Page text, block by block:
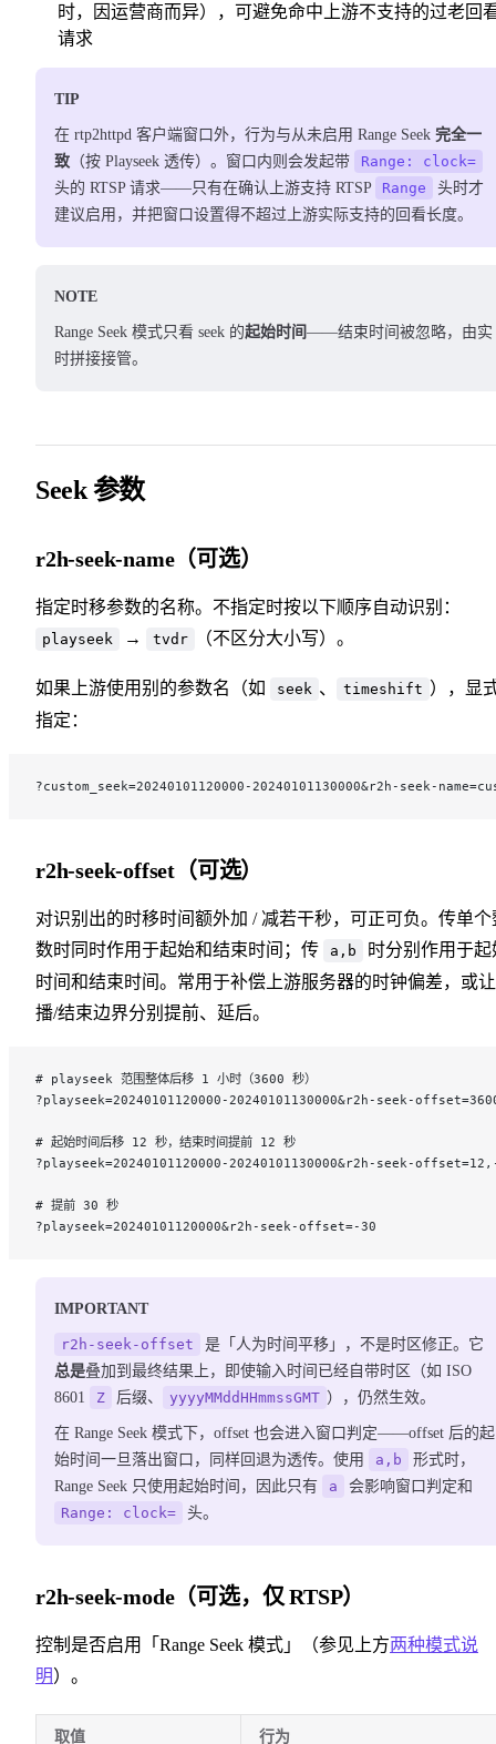
时，因运营商而异），可避免命中上游不支持的过老回
请求
TIP
在 rtp2httpd 客户端窗口外，行为与从未启用 Range Seek 完全一
致 （按 Playseek 透传）。窗口内则会发起带
Range: clock=
头的 RTSP 请求——只有在确认上游支持 RTSP
Range
头时才
建议启用，并把窗口设置得不超过上游实际支持的回看长度。
NOTE
Range Seek 模式只看 seek 的起始时间——结束时间被忽略，由实
时拼接接管。
Seek 参数
r2h-seek-name（可选）
指定时移参数的名称。不指定时按以下顺序自动识别：
playseek → tvdr （不区分大小写）。
如果上游使用别的参数名（如 seek 、 timeshift ），显
指定：
?custom_seek=20240101120000-20240101130000&r2h-seek-
r2h-seek-offset（可选）
对识别出的时移时间额外加 / 减若干秒，可正可负。传单个
数时同时作用于起始和结束时间；传
a,b
时分别作用于起
时间和结束时间。常用于补偿上游服务器的时钟偏差，或
播/结束边界分别提前、延后。
# playseek 范围整体后移 1 小时（3600 秒）
?playseek=20240101120000-20240101130000&r2h-seek-
# 起始时间后移 12 秒，结束时间提前 12 秒
?playseek=20240101120000-20240101130000&r2h-seek-
# 提前 30 秒
?playseek=20240101120000&r2h-seek-offset=-30
IMPORTANT
r2h-seek-offset
是「人为时间平移」，不是时区修正。它
总是叠加到最终结果上，即使输入时间已经自带时区（如 ISO
8601
Z 后缀、 yyyyMMddHHmmssGMT ），仍然生效。
在 Range Seek 模式下，offset 也会进入窗口判定——offset 后的起
始时间一旦落出窗口，同样回退为透传。使用
a,b
形式时，
Range Seek 只使用起始时间，因此只有
a
会影响窗口判定和
Range: clock=
头。
r2h-seek-mode（可选，仅 RTSP）
控制是否启用「Range Seek 模式」（参见上方两种模式说
明）。
取值 行为